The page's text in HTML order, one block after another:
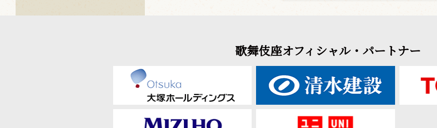
歌舞伎座オフィシャル・パートナー